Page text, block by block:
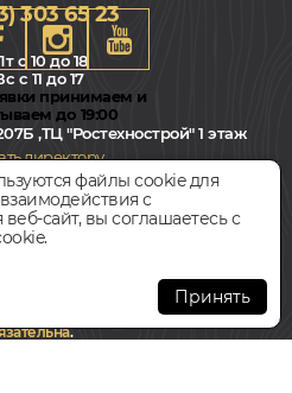
303 65 23
с 10 до 18
с 11 до 17
принимаем и
до 19:00
,ТЦ "Ростехнострой" 1 этаж
директору
парковка
2011-2026. Все права
прямая ссылка на сайт
.
файлы cookie для
с
сайт, вы соглашаетесь с
Принять